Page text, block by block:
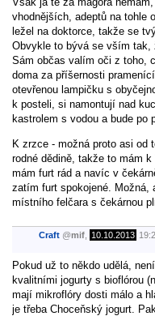
vhodnějších, adeptů na tohle
ležel na doktorce, takže se
Obvykle to bývá se vším tak,
Sám občas valím oči z toho,
doma za příšernosti
otevřenou lampičku s
k posteli, si namontují nad
kastrolem s vodou a bude po
K zrzce - možná proto asi od
rodné dědině, takže to mám
mám furt rád a navíc v
zatím furt spokojené. Možná,
místního felčara s čekárnou
Craft @mif 10.10.2013
Pokud už to někdo udělá,
kvalitními jogurty s bioflórou
mají mikroflóry dosti málo a
je třeba Choceňský jogurt.